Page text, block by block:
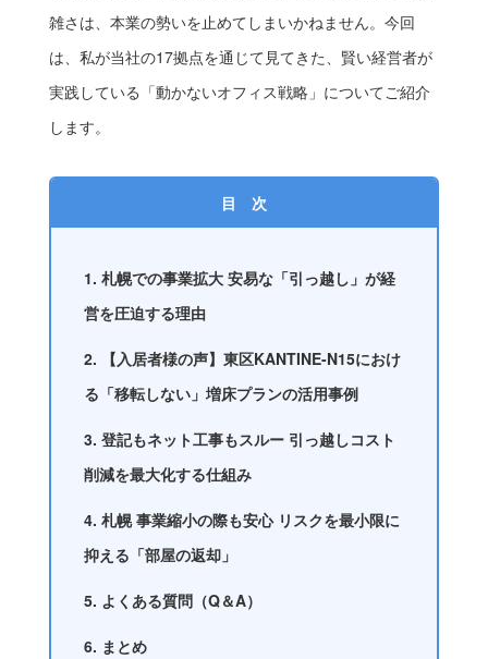
雑さは、本業の勢いを止めてしまいかねません。今回
は、私が当社の17拠点を通じて見てきた、賢い経営者が
実践している「動かないオフィス戦略」についてご紹介
します。
目 次
1. 札幌での事業拡大 安易な「引っ越し」が経
営を圧迫する理由
2. 【入居者様の声】東区KANTINE-N15におけ
る「移転しない」増床プランの活用事例
3. 登記もネット工事もスルー 引っ越しコスト
削減を最大化する仕組み
4. 札幌 事業縮小の際も安心 リスクを最小限に
抑える「部屋の返却」
5. よくある質問（Q＆A）
6. まとめ